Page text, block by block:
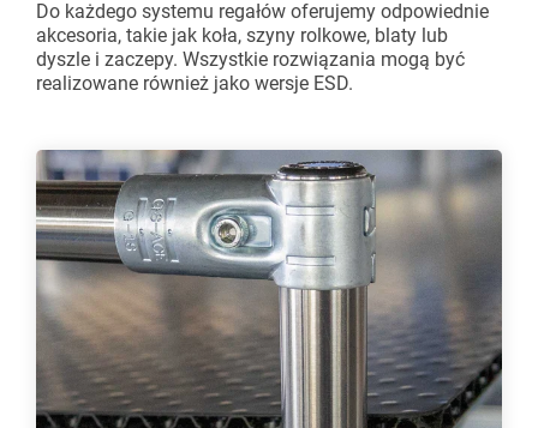
Do każdego systemu regałów oferujemy odpowiednie
akcesoria, takie jak koła, szyny rolkowe, blaty lub
dyszle i zaczepy. Wszystkie rozwiązania mogą być
realizowane również jako wersje ESD.